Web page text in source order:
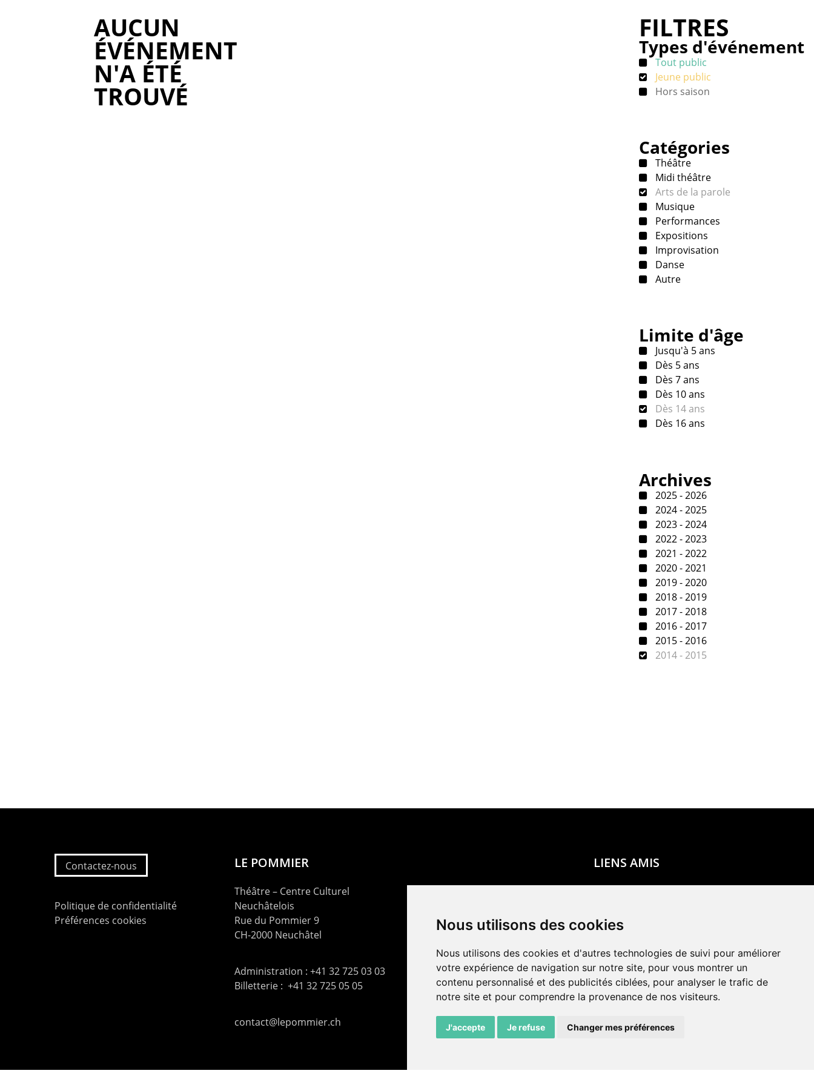
Nous utilisons des cookies
Nous utilisons des cookies et d'autres technologies de suivi pour améliorer
votre expérience de navigation sur notre site, pour vous montrer un
contenu personnalisé et des publicités ciblées, pour analyser le trafic de
notre site et pour comprendre la provenance de nos visiteurs.
J'accepte Je refuse Changer mes préférences
AUCUN
ÉVÉNEMENT
N'A ÉTÉ
TROUVÉ
FILTRES
Types d'événement
Tout public
Jeune public
Hors saison
Catégories
Théâtre
Midi théâtre
Arts de la parole
Musique
Performances
Expositions
Improvisation
Danse
Autre
Limite d'âge
Jusqu'à 5 ans
Dès 5 ans
Dès 7 ans
Dès 10 ans
Dès 14 ans
Dès 16 ans
Archives
2025 - 2026
2024 - 2025
2023 - 2024
2022 - 2023
2021 - 2022
2020 - 2021
2019 - 2020
2018 - 2019
2017 - 2018
2016 - 2017
2015 - 2016
2014 - 2015
Contactez-nous
Politique de confidentialité
Préférences cookies
LE POMMIER
Théâtre – Centre Culturel
Neuchâtelois
Rue du Pommier 9
CH-2000 Neuchâtel
Administration : +41 32 725 03 03
Billetterie : +41 32 725 05 05
contact@lepommier.ch
LIENS AMIS